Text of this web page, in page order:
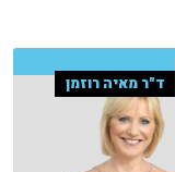
ד"ר מאיה רוזמן